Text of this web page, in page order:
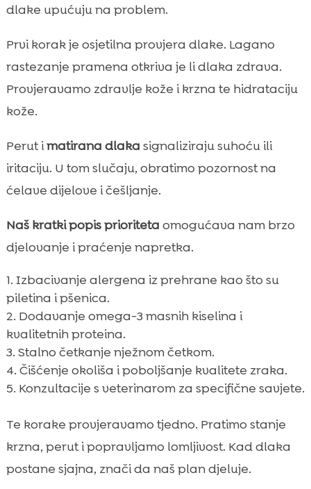
dlake upućuju na problem.
Prvi korak je osjetilna provjera dlake. Lagano
rastezanje pramena otkriva je li dlaka zdrava.
Provjeravamo zdravlje kože i krzna te hidrataciju
kože.
Perut imatirana dlaka signaliziraju suhoću ili
iritaciju. U tom slučaju, obratimo pozornost na
ćelave dijelove i češljanje.
Naš kratki popis prioriteta omogućava nam brzo
djelovanje i praćenje napretka.
Izbacivanje alergena iz prehrane kao što su
piletina i pšenica.
Dodavanje omega-3 masnih kiselina i
kvalitetnih proteina.
Stalno četkanje nježnom četkom.
Čišćenje okoliša i poboljšanje kvalitete zraka.
Konzultacije s veterinarom za specifične savjete.
Te korake provjeravamo tjedno. Pratimo stanje
krzna, perut i popravljamo lomljivost. Kad dlaka
postane sjajna, znači da naš plan djeluje.